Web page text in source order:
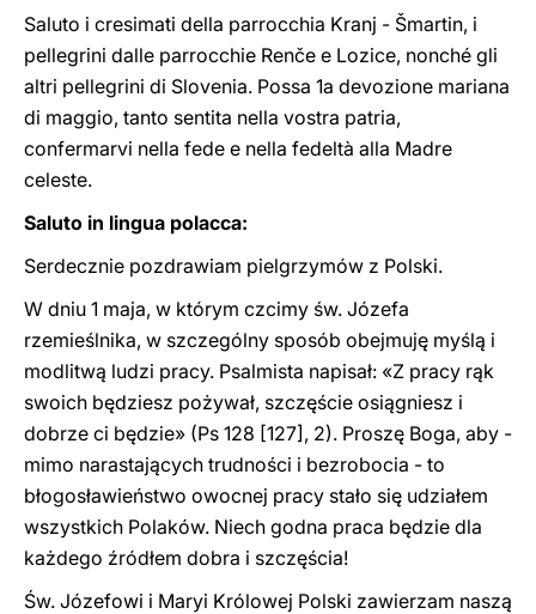
Saluto i cresimati della parrocchia Kranj - Šmartin, i
pellegrini dalle parrocchie Renče e Lozice, nonché gli
altri pellegrini di Slovenia. Possa 1a devozione mariana
di maggio, tanto sentita nella vostra patria,
confermarvi nella fede e nella fedeltà alla Madre
celeste.
Saluto in lingua polacca:
Serdecznie pozdrawiam pielgrzymów z Polski.
W dniu 1 maja, w którym czcimy św. Józefa
rzemieślnika, w szczególny sposób obejmuję myślą i
modlitwą ludzi pracy. Psalmista napisał: «Z pracy rąk
swoich będziesz pożywał, szczęście osiągniesz i
dobrze ci będzie» (Ps 128 [127], 2). Proszę Boga, aby -
mimo narastających trudności i bezrobocia - to
błogosławieństwo owocnej pracy stało się udziałem
wszystkich Polaków. Niech godna praca będzie dla
każdego źródłem dobra i szczęścia!
Św. Józefowi i Maryi Królowej Polski zawierzam naszą